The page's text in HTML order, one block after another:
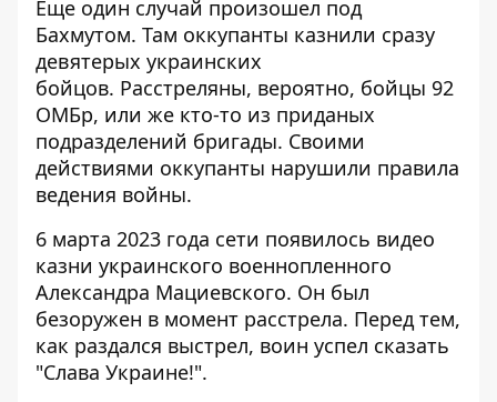
Еще один случай произошел под
Бахмутом. Там оккупанты казнили сразу
девятерых украинских
бойцов. Расстреляны, вероятно, бойцы 92
ОМБр, или же кто-то из приданых
подразделений бригады. Своими
действиями оккупанты нарушили правила
ведения войны.
6 марта 2023 года сети появилось видео
казни украинского военнопленного
Александра Мациевского. Он был
безоружен в момент расстрела. Перед тем,
как раздался выстрел, воин успел сказать
"Слава Украине!".